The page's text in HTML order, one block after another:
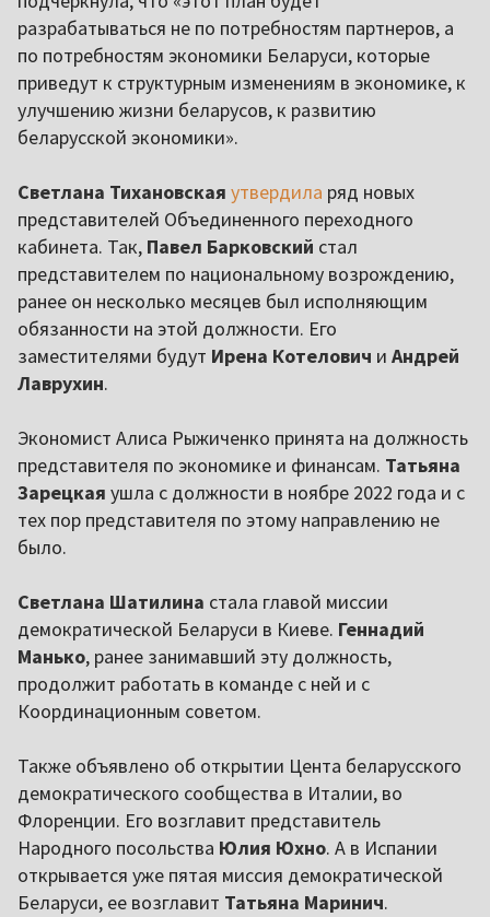
разрабатываться не по потребностям партнеров, а
по потребностям экономики Беларуси, которые
приведут к структурным изменениям в экономике, к
улучшению жизни беларусов, к развитию
беларусской экономики».
Светлана Тихановская утвердила ряд новых
представителей Объединенного переходного
кабинета. Так, Павел Барковский стал
представителем по национальному возрождению,
ранее он несколько месяцев был исполняющим
обязанности на этой должности. Его
заместителями будут Ирена Котелович и Андрей
Лаврухин.
Экономист Алиса Рыжиченко принята на должность
представителя по экономике и финансам. Татьяна
Зарецкая ушла с должности в ноябре 2022 года и с
тех пор представителя по этому направлению не
было.
Светлана Шатилина стала главой миссии
демократической Беларуси в Киеве. Геннадий
Манько, ранее занимавший эту должность,
продолжит работать в команде с ней и с
Координационным советом.
Также объявлено об открытии Цента беларусского
демократического сообщества в Италии, во
Флоренции. Его возглавит представитель
Народного посольства Юлия Юхно. А в Испании
открывается уже пятая миссия демократической
Беларуси, ее возглавит Татьяна Маринич.